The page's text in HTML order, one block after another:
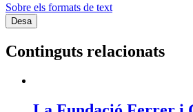
Sobre els formats de text
Continguts relacionats